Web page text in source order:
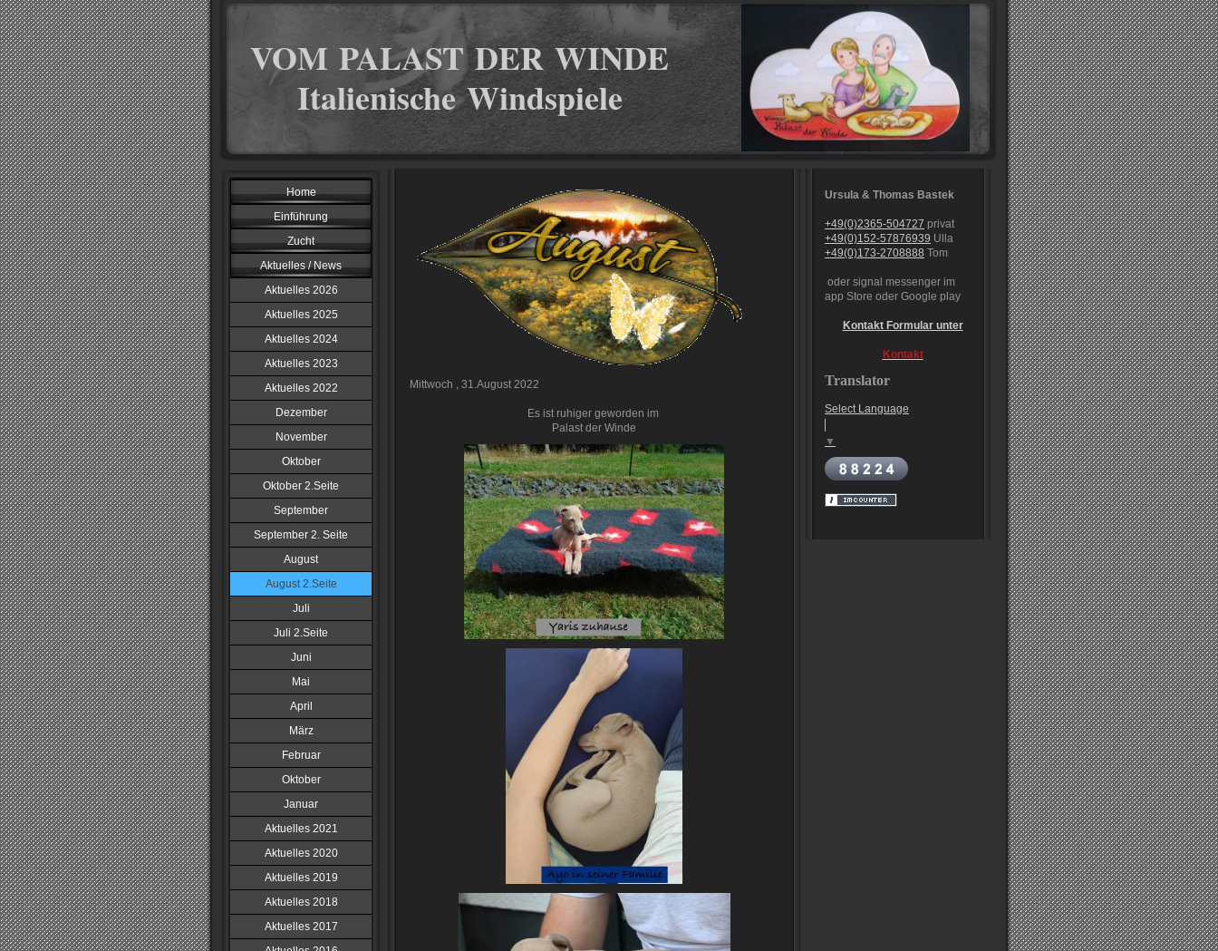
VOM PALAST DER WINDE
Italienische Windspiele
Home
Einführung
Zucht
Aktuelles / News
Aktuelles 2026
Aktuelles 2025
Aktuelles 2024
Aktuelles 2023
Aktuelles 2022
Dezember
November
Oktober
Oktober 2.Seite
September
September 2. Seite
August
August 2.Seite
Juli
Juli 2.Seite
Juni
Mai
April
März
Februar
Oktober
Januar
Aktuelles 2021
Aktuelles 2020
Aktuelles 2019
Aktuelles 2018
Aktuelles 2017
Mittwoch , 31.August 2022
Es ist ruhiger geworden im
Palast der Winde
Ursula & Thomas Bastek
+49(0)2365-504727 privat
+49(0)152-57876939 Ulla
+49(0)173-2708888 Tom
oder signal messenger im
app Store oder Google play
Kontakt Formular unter
Kontakt
Translator
Select Language
▼